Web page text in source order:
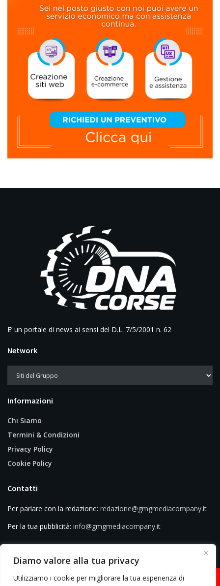
Diamo valore alla tua privacy
Utilizziamo i cookie per migliorare la tua esperienza di
E’ un portale di news ai sensi del D.L. 7/5/2001 n. 62
Network
Informazioni
Chi Siamo
Termini & Condizioni
Privacy Policy
Cookie Policy
Contatti
Per parlare con la redazione: redazione@gmgmediacompany.it
Per la tua pubblicità: info@gmgmediacompany.it